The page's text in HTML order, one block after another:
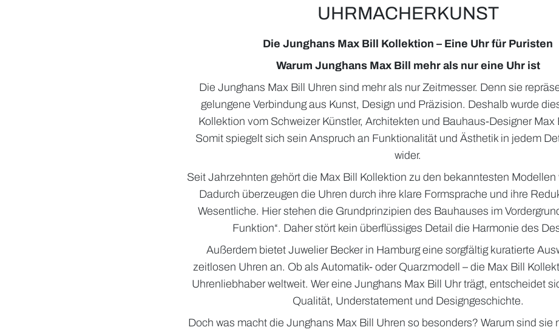
UHRMACHERKUNST
Die Junghans Max Bill Kollektion – Eine Uhr für Puristen
Warum Junghans Max Bill mehr als nur eine Uhr ist
Die Junghans Max Bill Uhren sind mehr als nur Zeitmesser. Denn sie
gelungene Verbindung aus Kunst, Design und Präzision. Deshalb wurde
Kollektion vom Schweizer Künstler, Architekten und Bauhaus-Designer Max
Somit spiegelt sich sein Anspruch an Funktionalität und Ästhetik in jedem
wider.
Seit Jahrzehnten gehört die Max Bill Kollektion zu den bekanntesten Modellen
Dadurch überzeugen die Uhren durch ihre klare Formsprache und ihre
Wesentliche. Hier stehen die Grundprinzipien des Bauhauses im
Funktion“. Daher stört kein überflüssiges Detail die Harmonie des
Außerdem bietet Juwelier Becker in Hamburg eine sorgfältig kuratierte
zeitlosen Uhren an. Ob als Automatik- oder Quarzmodell – die Max Bill
Uhrenliebhaber weltweit. Wer eine Junghans Max Bill Uhr trägt, entscheidet
Qualität, Understatement und Designgeschichte.
Doch was macht die Junghans Max Bill Uhren so besonders? Warum sind sie